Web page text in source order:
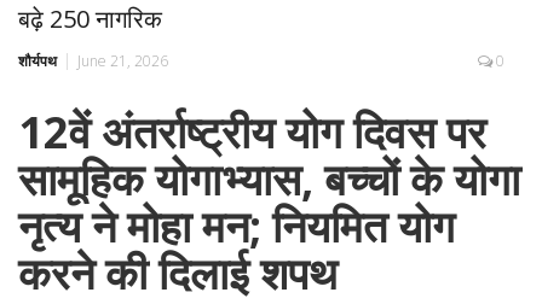
बढ़े 250 नागरिक
शौर्यपथ June 21, 2026 0
12वें अंतर्राष्ट्रीय योग दिवस पर
सामूहिक योगाभ्यास, बच्चों के योगा
नृत्य ने मोहा मन; नियमित योग
करने की दिलाई शपथ